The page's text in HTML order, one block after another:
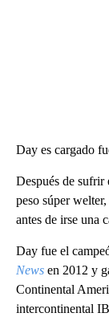
Day es cargado
Después de sufrir
peso súper
antes de irse una
Day fue el
News en 2012 y
Continental
intercontinental